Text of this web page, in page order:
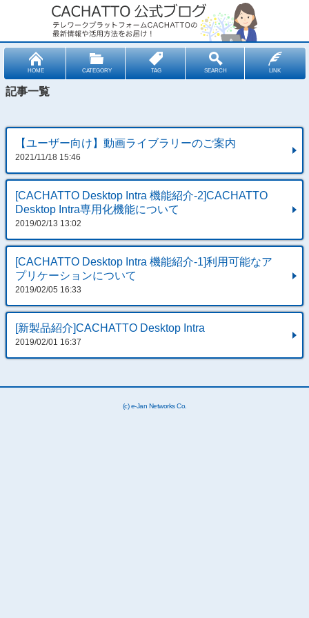
HOME CATEGORY TAG SEARCH LINK
記事一覧
【ユーザー向け】動画ライブラリーのご案内
2021/11/18 15:46
[CACHATTO Desktop Intra 機能紹介-2]CACHATTO
Desktop Intra専用化機能について
2019/02/13 13:02
[CACHATTO Desktop Intra 機能紹介-1]利用可能なア
プリケーションについて
2019/02/05 16:33
[新製品紹介]CACHATTO Desktop Intra
2019/02/01 16:37
(c) e-Jan Networks Co.